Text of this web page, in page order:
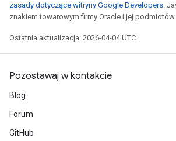
zasady dotyczące witryny Google Developers.
znakiem towarowym firmy Oracle i jej
Ostatnia aktualizacja: 2026-04-04 UTC.
Pozostawaj w kontakcie
Blog
Forum
GitHub